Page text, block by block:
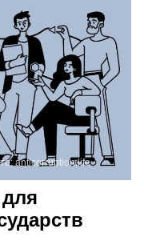
anticorruption.life